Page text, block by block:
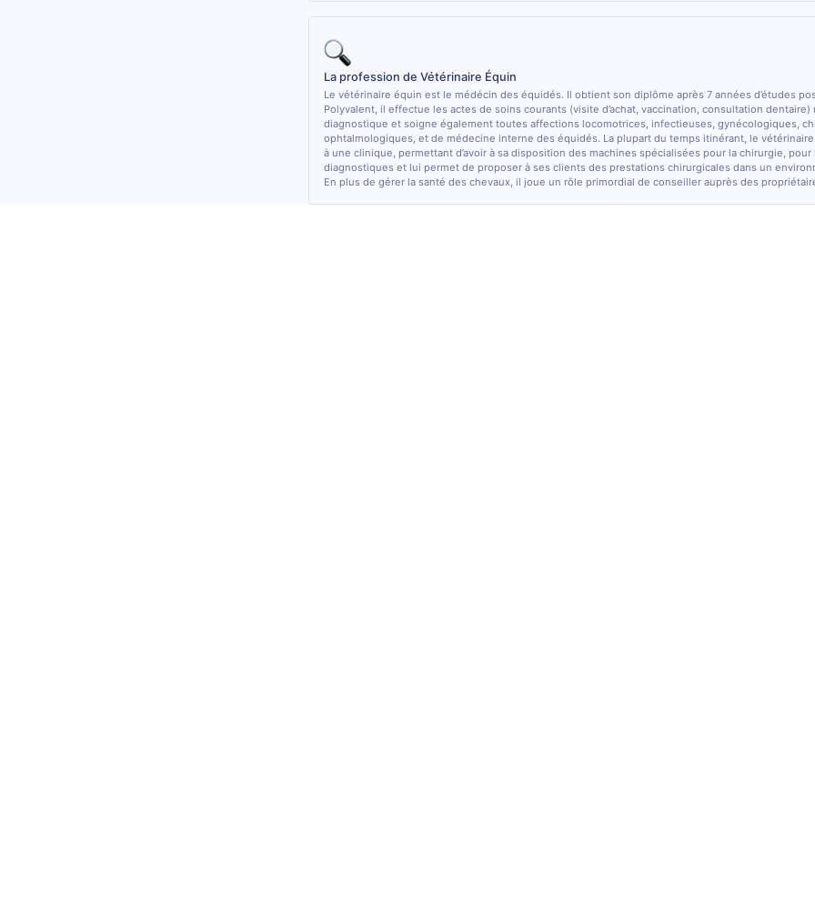
La profession de Vétérinaire Équin
Le vétérinaire équin est le médécin des équidés. Il obtient son diplôme après 7 années d’études
Polyvalent, il effectue les actes de soins courants (visite d’achat, vaccination, consultation dentaire)
diagnostique et soigne également toutes affections locomotrices, infectieuses, gynécologiques,
ophtalmologiques, et de médecine interne des équidés. La plupart du temps itinérant, le
à une clinique, permettant d’avoir à sa disposition des machines spécialisées pour la chirurgie,
diagnostiques et lui permet de proposer à ses clients des prestations chirurgicales dans un
En plus de gérer la santé des chevaux, il joue un rôle primordial de conseiller auprès des